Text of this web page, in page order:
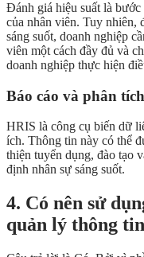
Đánh giá hiệu suất là bước
của nhân viên. Tuy nhiên,
sáng suốt, doanh nghiệp
viên một cách đầy đủ và
doanh nghiệp thực hiện
Báo cáo và phân
HRIS là công cụ biến dữ
ích. Thông tin này có thể
thiện tuyển dụng, đào tạo
định nhân sự sáng suốt.
4. Có nên sử
quản lý thông